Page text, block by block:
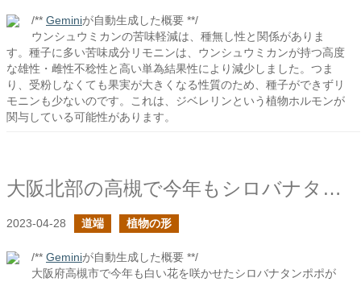
/** Geminiが自動生成した概要 **/
ウンシュウミカンの苦味軽減は、種無し性と関係がありま
す。種子に多い苦味成分リモニンは、ウンシュウミカンが持つ高度
な雄性・雌性不稔性と高い単為結果性により減少しました。つま
り、受粉しなくても果実が大きくなる性質のため、種子ができずリ
モニンも少ないのです。これは、ジベレリンという植物ホルモンが
関与している可能性があります。
大阪北部の高槻で今年もシロバナタンポポを見かけた
2023-04-28 道端 植物の形
/** Geminiが自動生成した概要 **/
大阪府高槻市で今年も白い花を咲かせたシロバナタンポポが